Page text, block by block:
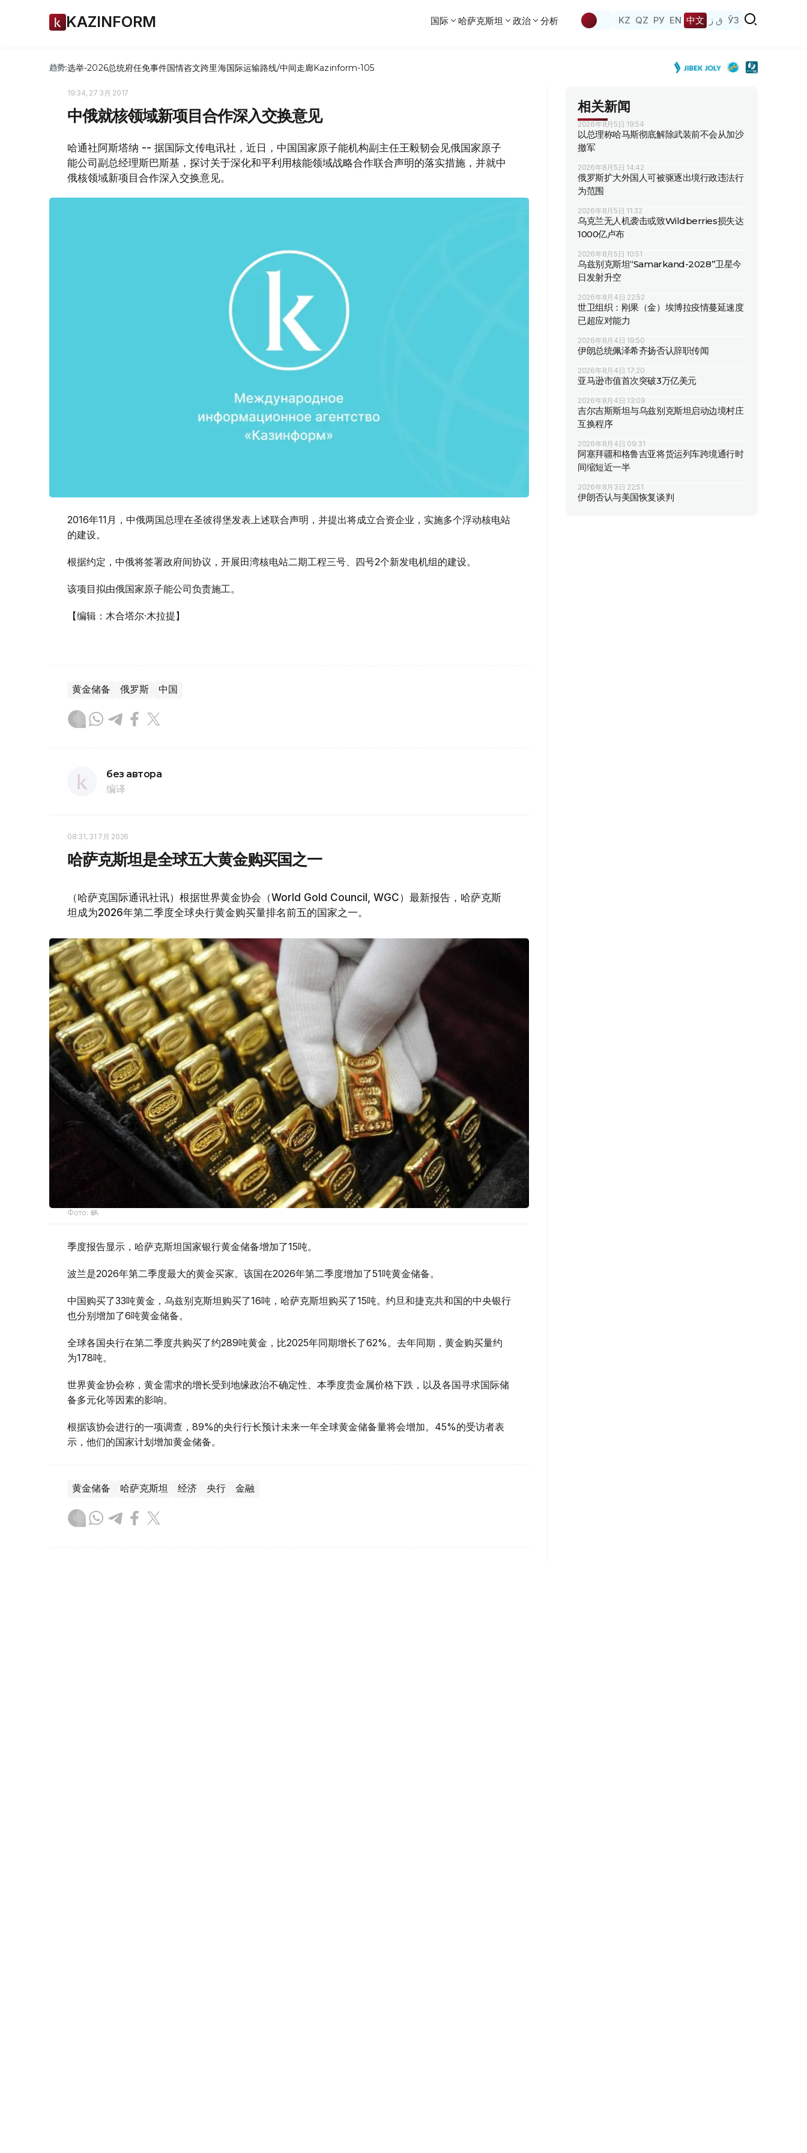
KAZINFORM 国际 哈萨克斯坦 政治 分析 KZ QZ РУ EN 中文 ق ز ЎЗ
趋势:选举-2026总统府任免事件国情咨文跨里海国际运输路线/中间走廊Kazinform-105
19:34, 27 3月 2017
中俄就核领域新项目合作深入交换意见
哈通社阿斯塔纳 -- 据国际文传电讯社，近日，中国国家原子能机构副主任王毅韧会见俄国家原子
能公司副总经理斯巴斯基，探讨关于深化和平利用核能领域战略合作联合声明的落实措施，并就中
俄核领域新项目合作深入交换意见。
2016年11月，中俄两国总理在圣彼得堡发表上述联合声明，并提出将成立合资企业，实施多个浮动核电站
的建设。
根据约定，中俄将签署政府间协议，开展田湾核电站二期工程三号、四号2个新发电机组的建设。
该项目拟由俄国家原子能公司负责施工。
【编辑：木合塔尔·木拉提】
黄金储备 俄罗斯 中国
без автора
编译
08:31, 31 7月 2026
哈萨克斯坦是全球五大黄金购买国之一
（哈萨克国际通讯社讯）根据世界黄金协会（World Gold Council, WGC）最新报告，哈萨克斯
坦成为2026年第二季度全球央行黄金购买量排名前五的国家之一。
Фото: ӨзА
季度报告显示，哈萨克斯坦国家银行黄金储备增加了15吨。
波兰是2026年第二季度最大的黄金买家。该国在2026年第二季度增加了51吨黄金储备。
中国购买了33吨黄金，乌兹别克斯坦购买了16吨，哈萨克斯坦购买了15吨。约旦和捷克共和国的中央银行
也分别增加了6吨黄金储备。
全球各国央行在第二季度共购买了约289吨黄金，比2025年同期增长了62%。去年同期，黄金购买量约
为178吨。
世界黄金协会称，黄金需求的增长受到地缘政治不确定性、本季度贵金属价格下跌，以及各国寻求国际储
备多元化等因素的影响。
根据该协会进行的一项调查，89%的央行行长预计未来一年全球黄金储备量将会增加。45%的受访者表
示，他们的国家计划增加黄金储备。
黄金储备 哈萨克斯坦 经济 央行 金融
相关新闻
2026年8月5日 19:54
以总理称哈马斯彻底解除武装前不会从加沙
撤军
2026年8月5日 14:42
俄罗斯扩大外国人可被驱逐出境行政违法行
为范围
2026年8月5日 11:32
乌克兰无人机袭击或致Wildberries损失达
1000亿卢布
2026年8月5日 10:51
乌兹别克斯坦“Samarkand-2028”卫星今
日发射升空
2026年8月4日 22:52
世卫组织：刚果（金）埃博拉疫情蔓延速度
已超应对能力
2026年8月4日 19:50
伊朗总统佩泽希齐扬否认辞职传闻
2026年8月4日 17:20
亚马逊市值首次突破3万亿美元
2026年8月4日 13:09
吉尔吉斯斯坦与乌兹别克斯坦启动边境村庄
互换程序
2026年8月4日 09:31
阿塞拜疆和格鲁吉亚将货运列车跨境通行时
间缩短近一半
2026年8月3日 22:51
伊朗否认与美国恢复谈判